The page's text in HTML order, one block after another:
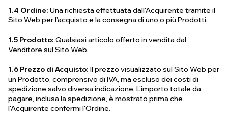
1.4 Ordine: Una richiesta effettuata dall'Acquirente tramite il
Sito Web per l'acquisto e la consegna di uno o più Prodotti.
1.5 Prodotto: Qualsiasi articolo offerto in vendita dal
Venditore sul Sito Web.
1.6 Prezzo di Acquisto: Il prezzo visualizzato sul Sito Web per
un Prodotto, comprensivo di IVA, ma escluso dei costi di
spedizione salvo diversa indicazione. L'importo totale da
pagare, inclusa la spedizione, è mostrato prima che
l'Acquirente confermi l'Ordine.